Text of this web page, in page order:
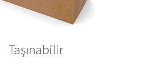
Taşınabilir